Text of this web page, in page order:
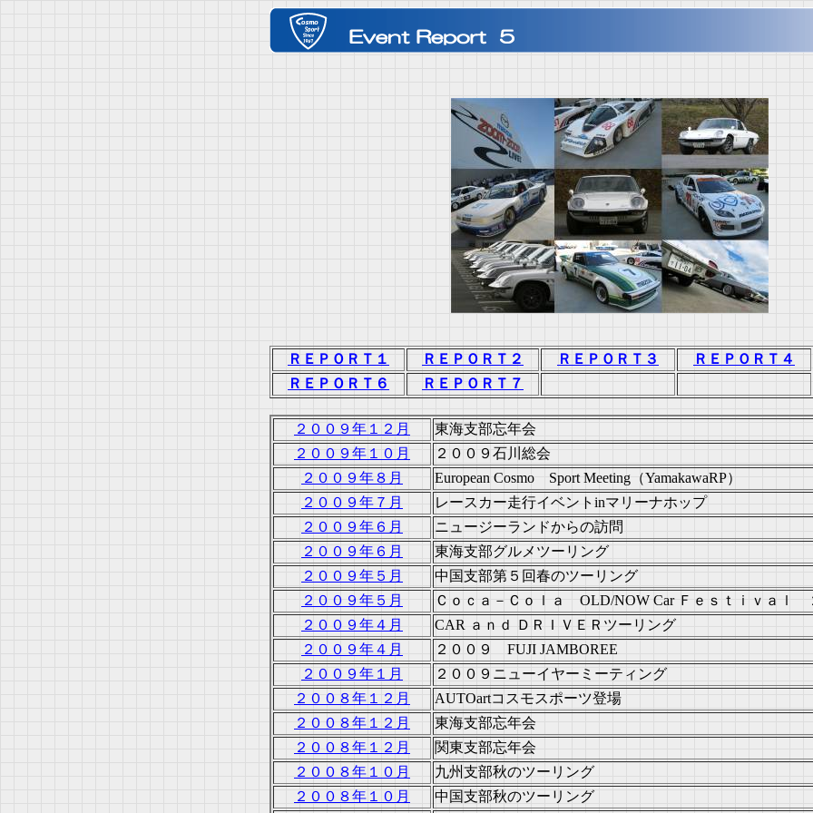
ＲＥＰＯＲＴ１ ＲＥＰＯＲＴ２ ＲＥＰＯＲＴ３
ＲＥＰＯＲＴ４
ＲＥＰＯＲＴ６
ＲＥＰＯＲＴ７
２００９年１２月
東海支部忘年会
２００９年１０月
２００９石川総会
２００９年８月
European Cosmo Sport Meeting （YamakawaRP）
２００９年７月
レースカー走行イベントinマリーナホップ
２００９年６月
ニュージーランドからの訪問
２００９年６月
東海支部グルメツーリング
２００９年５月
中国支部第５回春のツーリング
２００９年５月
Ｃｏｃａ－Ｃｏｌａ OLD/NOW Car Ｆｅｓｔｉｖａｌ
２００９年４月
CAR ａｎｄ ＤＲＩＶＥＲツーリング
２００９年４月
２００９ FUJI JAMBOREE
２００９年１月
２００９ニューイヤーミーティング
２００８年１２月
AUTOartコスモスポーツ登場
２００８年１２月
東海支部忘年会
２００８年１２月
関東支部忘年会
２００８年１０月
九州支部秋のツーリング
２００８年１０月
中国支部秋のツーリング